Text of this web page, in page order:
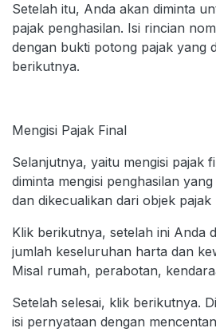
Setelah itu, Anda akan diminta
pajak penghasilan. Isi rincian
dengan bukti potong pajak yang
berikutnya.
Mengisi Pajak Final
Selanjutnya, yaitu mengisi pajak
diminta mengisi penghasilan
dan dikecualikan dari objek pajak
Klik berikutnya, setelah ini Anda
jumlah keseluruhan harta dan
Misal rumah, perabotan,
Setelah selesai, klik berikutnya.
isi pernyataan dengan